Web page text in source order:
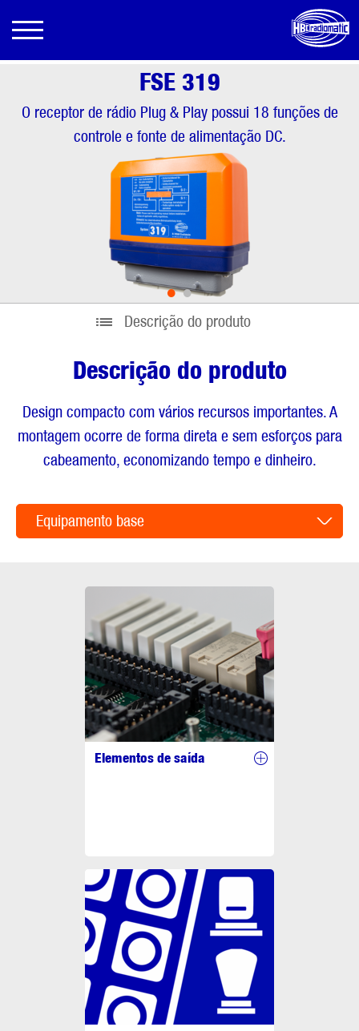
FSE 319
O receptor de rádio Plug & Play possui 18 funções de
controle e fonte de alimentação DC.
••
Descrição do produto
Descrição do produto
Design compacto com vários recursos importantes. A
montagem ocorre de forma direta e sem esforços para
cabeamento, economizando tempo e dinheiro.
Equipamento base
Elementos de saída